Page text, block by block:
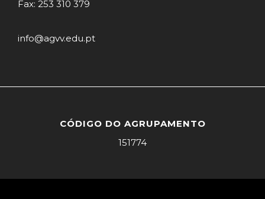
Fax: 253 310 379
info@agvv.edu.pt
CÓDIGO DO AGRUPAMENTO
151774